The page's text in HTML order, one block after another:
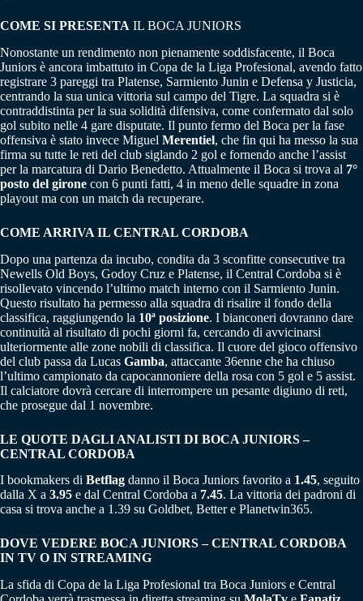
COME SI PRESENTA IL BOCA JUNIORS
Nonostante un rendimento non pienamente soddisfacente, il Boca
Juniors è ancora imbattuto in Copa de la Liga Profesional, avendo fatto
registrare 3 pareggi tra Platense, Sarmiento Junin e Defensa y Justicia,
centrando la sua unica vittoria sul campo del Tigre. La squadra si è
contraddistinta per la sua solidità difensiva, come confermato dal solo
gol subito nelle 4 gare disputate. Il punto fermo del Boca per la fase
offensiva è stato invece Miguel Merentiel, che fin qui ha messo la sua
firma su tutte le reti del club siglando 2 gol e fornendo anche l’assist
per la marcatura di Dario Benedetto. Attualmente il Boca si trova al 7°
posto del girone con 6 punti fatti, 4 in meno delle squadre in zona
playout ma con un match da recuperare.
COME ARRIVA IL CENTRAL CORDOBA
Dopo una partenza da incubo, condita da 3 sconfitte consecutive tra
Newells Old Boys, Godoy Cruz e Platense, il Central Cordoba si è
risollevato vincendo l’ultimo match interno con il Sarmiento Junin.
Questo risultato ha permesso alla squadra di risalire il fondo della
classifica, raggiungendo la 10ª posizione. I bianconeri dovranno dare
continuità al risultato di pochi giorni fa, cercando di avvicinarsi
ulteriormente alle zone nobili di classifica. Il cuore del gioco offensivo
del club passa da Lucas Gamba, attaccante 36enne che ha chiuso
l’ultimo campionato da capocannoniere della rosa con 5 gol e 5 assist.
Il calciatore dovrà cercare di interrompere un pesante digiuno di reti,
che prosegue dal 1 novembre.
LE QUOTE DAGLI ANALISTI DI BOCA JUNIORS –
CENTRAL CORDOBA
I bookmakers di Betflag danno il Boca Juniors favorito a 1.45, seguito
dalla X a 3.95 e dal Central Cordoba a 7.45. La vittoria dei padroni di
casa si trova anche a 1.39 su Goldbet, Better e Planetwin365.
DOVE VEDERE BOCA JUNIORS – CENTRAL CORDOBA
IN TV O IN STREAMING
La sfida di Copa de la Liga Profesional tra Boca Juniors e Central